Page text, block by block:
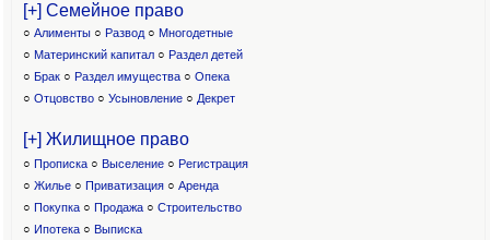
[+] Семейное право
○ Алименты ○ Развод ○ Многодетные
○ Материнский капитал○ Раздел детей
○ Брак ○ Раздел имущества ○ Опека
○ Отцовство○ Усыновление ○ Декрет
[+] Жилищное право
○ Прописка ○ Выселение ○ Регистрация
○ Жилье ○ Приватизация ○ Аренда
○ Покупка ○ Продажа ○ Строительство
○ Ипотека ○ Выписка